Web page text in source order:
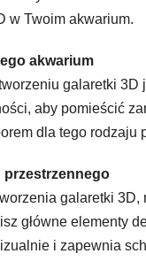
w Twoim akwarium.
akwarium
galaretki
aby pomieścić
dla tego rodzaju
przestrzennego
galaretki 3D,
główne elementy
i zapewnia